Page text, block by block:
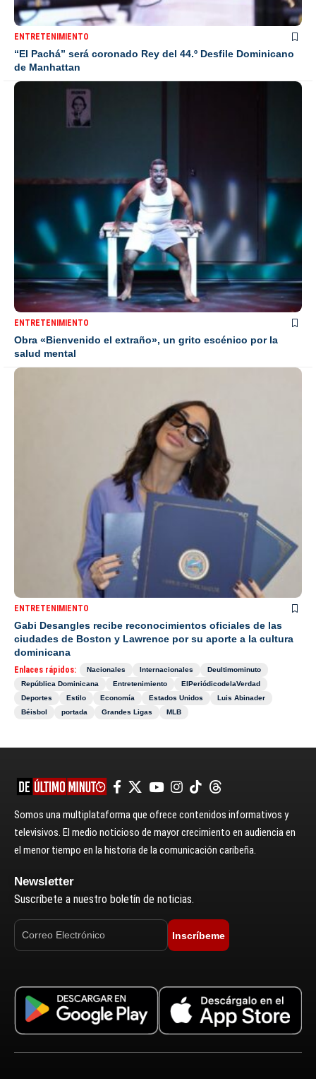
ENTRETENIMIENTO
“El Pachá” será coronado Rey del 44.º Desfile Dominicano
de Manhattan
ENTRETENIMIENTO
Obra «Bienvenido el extraño», un grito escénico por la
salud mental
ENTRETENIMIENTO
Gabi Desangles recibe reconocimientos oficiales de las
ciudades de Boston y Lawrence por su aporte a la cultura
dominicana
Enlaces rápidos: Nacionales Internacionales
Deultimominuto
República Dominicana
Entretenimiento
ElPeriódicodelaVerdad
Deportes
Estilo Economía Estados Unidos
Luis Abinader
Béisbol
portada Grandes Ligas MLB
Somos una multiplataforma que ofrece contenidos informativos y
televisivos. El medio noticioso de mayor crecimiento en audiencia en
el menor tiempo en la historia de la comunicación caribeña.
Newsletter
Suscríbete a nuestro boletín de noticias.
Inscríbeme